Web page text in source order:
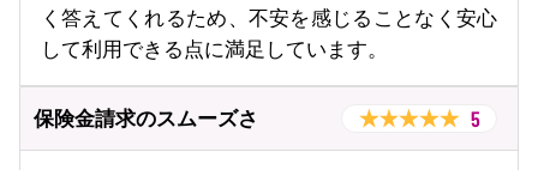
く答えてくれるため、不安を感じることなく安心
して利用できる点に満足しています。
保険金請求のスムーズさ 5